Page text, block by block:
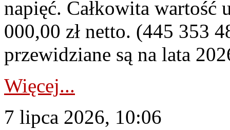
napięć. Całkowita
000,00 zł netto. (445 353
przewidziane są na lata
Więcej...
7 lipca 2026, 10:06